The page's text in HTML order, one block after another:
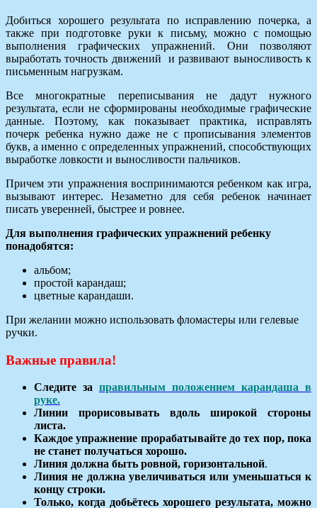
Добиться хорошего результата по исправлению почерка, а
также при подготовке руки к письму, можно с помощью
выполнения графических упражнений. Они позволяют
выработать точность движений и развивают выносливость к
письменным нагрузкам.
Все многократные переписывания не дадут нужного
результата, если не сформированы необходимые графические
данные. Поэтому, как показывает практика, исправлять
почерк ребенка нужно даже не с прописывания элементов
букв, а именно с определенных упражнений, способствующих
выработке ловкости и выносливости пальчиков.
Причем эти упражнения воспринимаются ребенком как игра,
вызывают интерес. Незаметно для себя ребенок начинает
писать уверенней, быстрее и ровнее.
Для выполнения графических упражнений ребенку
понадобятся:
альбом;
простой карандаш;
цветные карандаши.
При желании можно использовать фломастеры или гелевые
ручки.
Важные правила!
Следите за правильным положением карандаша в
руке.
Линии прорисовывать вдоль широкой стороны
листа.
Каждое упражнение прорабатывайте до тех пор, пока
не станет получаться хорошо.
Линия должна быть ровной, горизонтальной.
Линия не должна увеличиваться или уменьшаться к
концу строки.
Только, когда добьётесь хорошего результата, можно